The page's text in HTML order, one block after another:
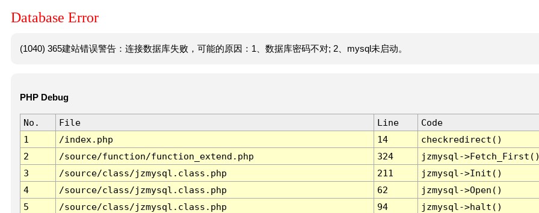
Database Error
(1040) 365建站错误警告：连接数据库失败，可能的原因：1、数据库密码不对; 2、mysql未启动。
PHP Debug
No. File Line
Code
1
/index.php 14
checkredirect()
2
/source/function/function_extend.php 324
jzmysql-
3
/source/class/jzmysql.class.php 211
jzmysql->Init()
4
/source/class/jzmysql.class.php 62
jzmysql->Open()
5
/source/class/jzmysql.class.php 94
jzmysql->halt()